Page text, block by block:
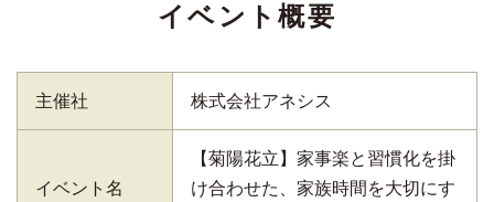
イベント概要
主催社 株式会社アネシス
イベント名
【菊陽花立】家事楽と習慣化を掛
け合わせた、家族時間を大切にす